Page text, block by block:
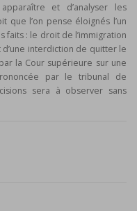
et d’analyser les
que l’on pense éloignés l’un
faits : le droit de l’immigration
interdiction de quitter le
la Cour supérieure sur une
par le tribunal de
sera à observer sans